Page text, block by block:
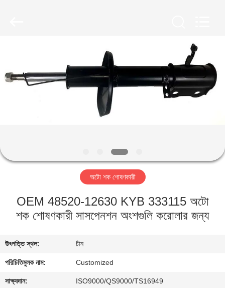
পণ্য
আমাদের
সম্পর্কে
কারখানা
ভ্রমণ
মান
নিয়ন্ত্রণ
অটো শক শোষণকারী
OEM 48520-12630 KYB 333115 অটো
শক শোষণকারী সাসপেনশন অংশগুলি করোলার জন্য
উৎপত্তি স্থল: চীন
পরিচিতিমুলক নাম: Customized
সাক্ষ্যদান: ISO9000/QS9000/TS16949